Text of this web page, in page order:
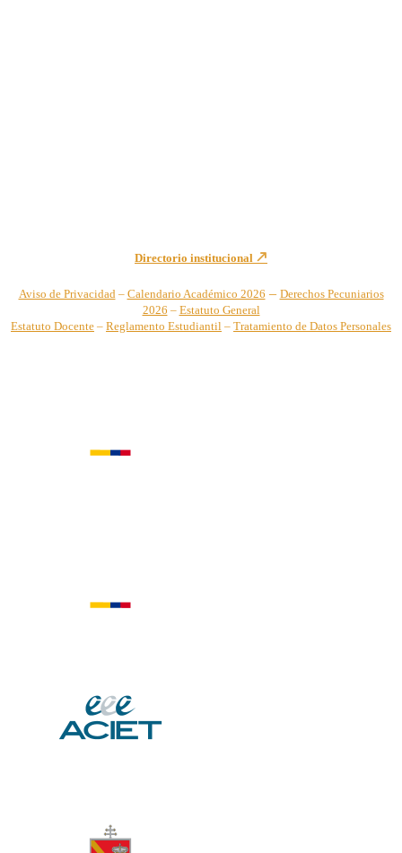
Directorio institucional
Aviso de Privacidad – Calendario Académico 2026 – Derechos Pecuniarios
2026 – Estatuto General
Estatuto Docente – Reglamento Estudiantil – Tratamiento de Datos Personales